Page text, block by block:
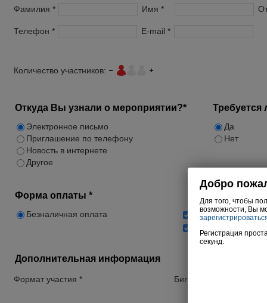
Фамилия * Имя *
Телефон * E-mail *
Количество участников:
Откуда Вы узнали о мероприятии?*
Электронное письмо
Приглашение по телефону
Новость в интернете
Другое
Требуется
Да
Нет
Форма оплаты *
Безналичная оплата
Подписаться на
Согласен на
Дополнительная информация
Формат участия * Билет *